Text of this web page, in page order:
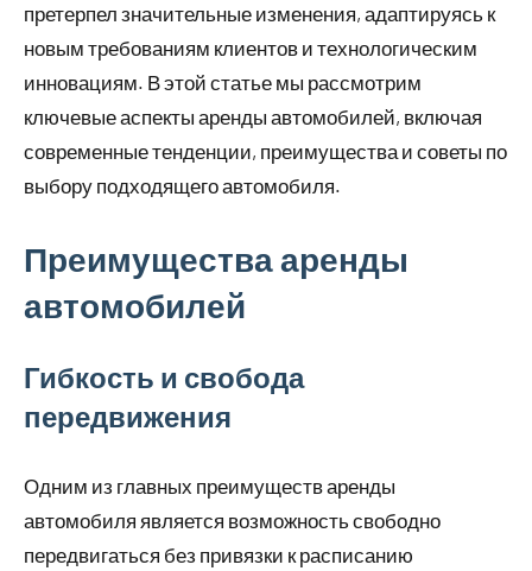
претерпел значительные изменения, адаптируясь к
новым требованиям клиентов и технологическим
инновациям. В этой статье мы рассмотрим
ключевые аспекты аренды автомобилей, включая
современные тенденции, преимущества и советы по
выбору подходящего автомобиля.
Преимущества аренды
автомобилей
Гибкость и свобода
передвижения
Одним из главных преимуществ аренды
автомобиля является возможность свободно
передвигаться без привязки к расписанию